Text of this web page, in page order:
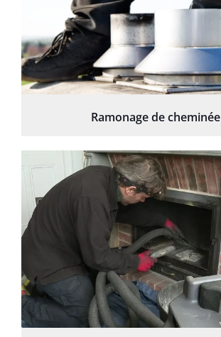
Ramonage de cheminée